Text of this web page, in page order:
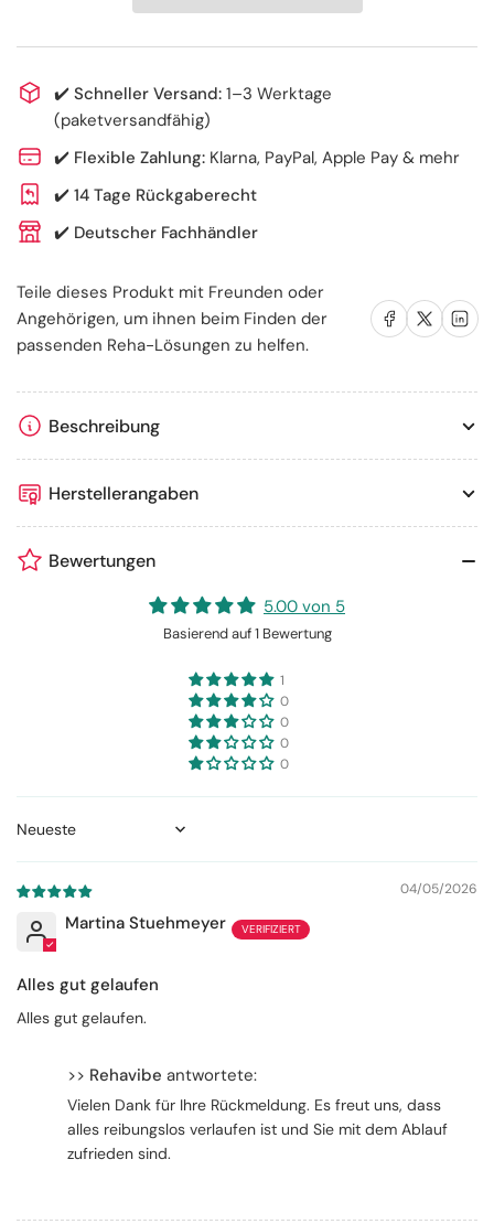
Premium)
Premium)
✔️ Schneller Versand: 1–3 Werktage
(paketversandfähig)
✔️ Flexible Zahlung: Klarna, PayPal, Apple Pay & mehr
✔️ 14 Tage Rückgaberecht
✔️ Deutscher Fachhändler
Teile dieses Produkt mit Freunden oder
Angehörigen, um ihnen beim Finden der
passenden Reha-Lösungen zu helfen.
Auf Facebook teilenAuf X teilenAuf LinkedIn
Beschreibung
Herstellerangaben
Bewertungen
5.00 von 5
Basierend auf 1 Bewertung
1
0
0
0
0
Sort by
04/05/2026
Martina Stuehmeyer
Alles gut gelaufen
Alles gut gelaufen.
>> Rehavibe antwortete:
Vielen Dank für Ihre Rückmeldung. Es freut uns, dass
alles reibungslos verlaufen ist und Sie mit dem Ablauf
zufrieden sind.